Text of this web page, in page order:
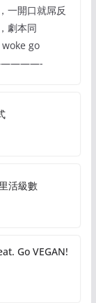
一開口就屌反
劇本同
go
活級數
Go VEGAN!